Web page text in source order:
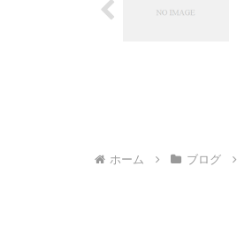
ホーム ブログ